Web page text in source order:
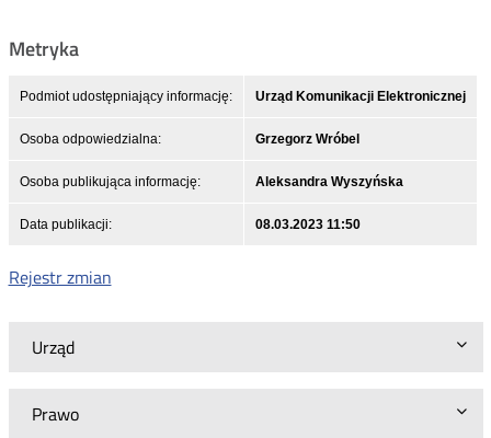
Urząd
Prawo
Metryka
Podmiot udostępniający informację: Urząd Komunikacji Elektronicznej
Osoba odpowiedzialna: Grzegorz Wróbel
Osoba publikująca informację: Aleksandra Wyszyńska
Data publikacji: 08.03.2023 11:50
Rejestr zmian